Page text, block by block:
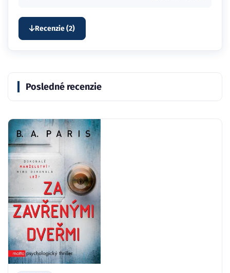
Recenzie (2)
Posledné recenzie